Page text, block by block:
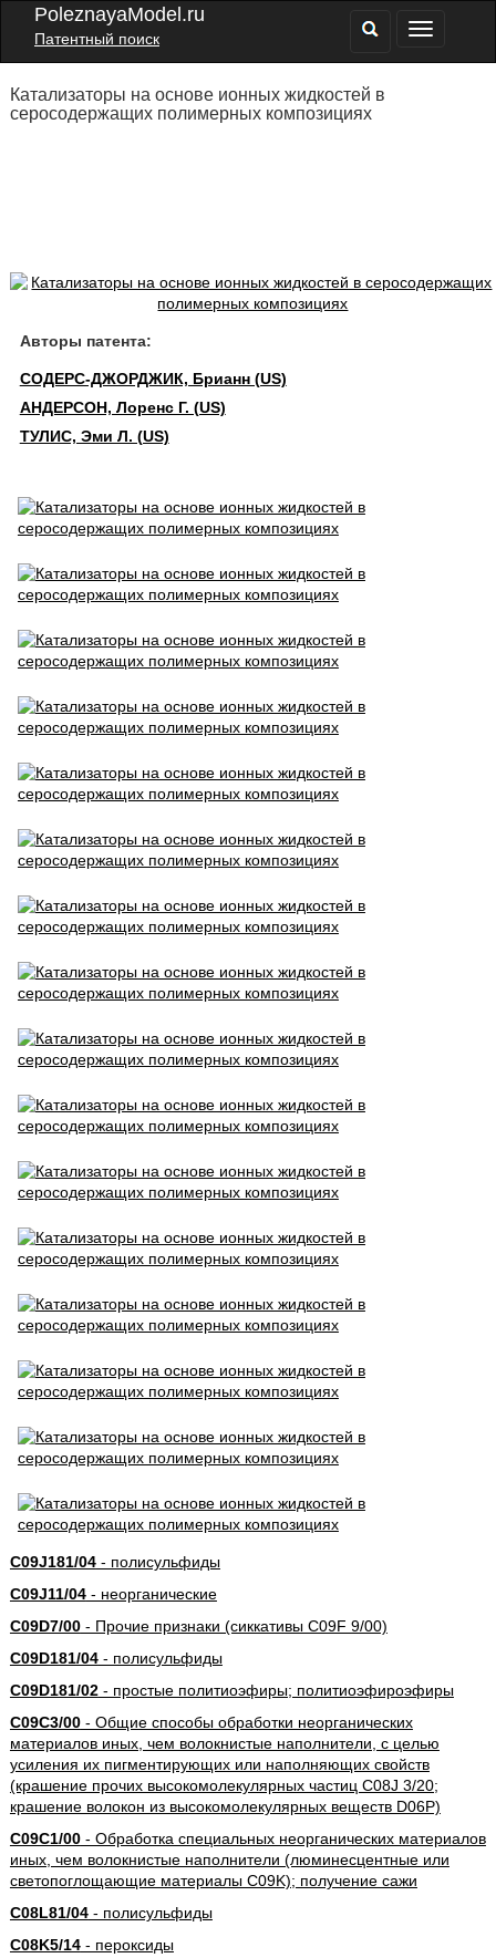
PoleznayaModel.ru
Патентный поиск
Катализаторы на основе ионных жидкостей в
серосодержащих полимерных композициях
Авторы патента:
СОДЕРС-ДЖОРДЖИК, Брианн (US)
АНДЕРСОН, Лоренс Г. (US)
ТУЛИС, Эми Л. (US)
C09J181/04- полисульфиды
C09J11/04- неорганические
C09D7/00- Прочие признаки (сиккативы C09F 9/00)
C09D181/04- полисульфиды
C09D181/02- простые политиоэфиры; политиоэфироэфиры
C09C3/00- Общие способы обработки неорганических
материалов иных, чем волокнистые наполнители, с целью
усиления их пигментирующих или наполняющих свойств
(крашение прочих высокомолекулярных частиц C08J 3/20;
крашение волокон из высокомолекулярных веществ D06P)
C09C1/00- Обработка специальных неорганических материалов
иных, чем волокнистые наполнители (люминесцентные или
светопоглощающие материалы C09K); получение сажи
C08L81/04- полисульфиды
C08K5/14- пероксиды